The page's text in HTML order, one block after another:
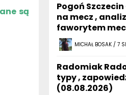
są
Pogoń
na mecz ,
faworytem
MICHAŁ BOSAK / 7
Radomiak
typy ,
(08.08.2026)